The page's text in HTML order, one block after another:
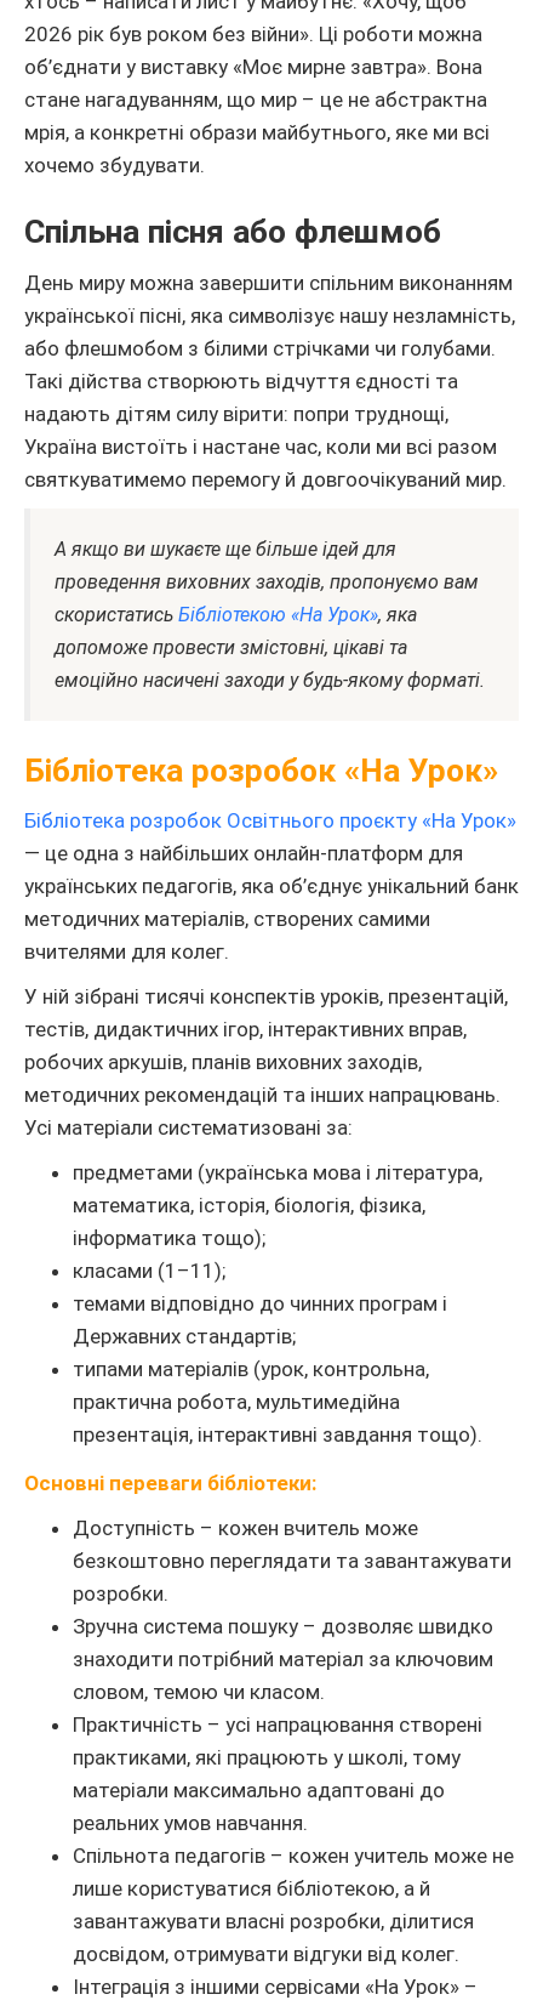
2026 рік був роком без війни». Ці роботи можна
об’єднати у виставку «Моє мирне завтра». Вона
стане нагадуванням, що мир – це не абстрактна
мрія, а конкретні образи майбутнього, яке ми всі
хочемо збудувати.
Спільна пісня або флешмоб
День миру можна завершити спільним виконанням
української пісні, яка символізує нашу незламність,
або флешмобом з білими стрічками чи голубами.
Такі дійства створюють відчуття єдності та
надають дітям силу вірити: попри труднощі,
Україна вистоїть і настане час, коли ми всі разом
святкуватимемо перемогу й довгоочікуваний мир.
А якщо ви шукаєте ще більше ідей для
проведення виховних заходів, пропонуємо вам
скористатись Бібліотекою «На Урок», яка
допоможе провести змістовні, цікаві та
емоційно насичені заходи у будь-якому форматі.
Бібліотека розробок «На Урок»
Бібліотека розробок Освітнього проєкту «На Урок»
— це одна з найбільших онлайн-платформ для
українських педагогів, яка об’єднує унікальний банк
методичних матеріалів, створених самими
вчителями для колег.
У ній зібрані тисячі конспектів уроків, презентацій,
тестів, дидактичних ігор, інтерактивних вправ,
робочих аркушів, планів виховних заходів,
методичних рекомендацій та інших напрацювань.
Усі матеріали систематизовані за:
предметами (українська мова і література,
математика, історія, біологія, фізика,
інформатика тощо);
класами (1–11);
темами відповідно до чинних програм і
Державних стандартів;
типами матеріалів (урок, контрольна,
практична робота, мультимедійна
презентація, інтерактивні завдання тощо).
Основні переваги бібліотеки:
Доступність – кожен вчитель може
безкоштовно переглядати та завантажувати
розробки.
Зручна система пошуку – дозволяє швидко
знаходити потрібний матеріал за ключовим
словом, темою чи класом.
Практичність – усі напрацювання створені
практиками, які працюють у школі, тому
матеріали максимально адаптовані до
реальних умов навчання.
Спільнота педагогів – кожен учитель може не
лише користуватися бібліотекою, а й
завантажувати власні розробки, ділитися
досвідом, отримувати відгуки від колег.
Інтеграція з іншими сервісами «На Урок» –